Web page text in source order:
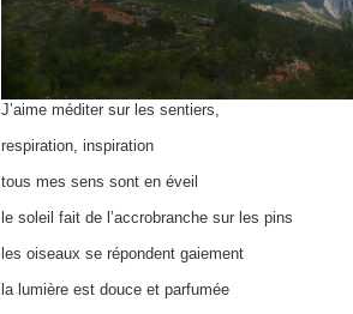
J’aime méditer sur les sentiers,
respiration, inspiration
tous mes sens sont en éveil
le soleil fait de l’accrobranche sur les pins
les oiseaux se répondent gaiement
la lumière est douce et parfumée